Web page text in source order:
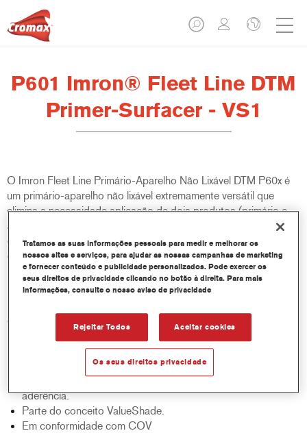
P601 Imron® Fleet Line DTM
Primer-Surfacer - VS1
O Imron Fleet Line Primário-Aparelho Não Lixável DTM P60x é
um primário-aparelho não lixável extremamente versátil que
elimina a necessidade aplicação de dois produtos (primário e
aparelho), o que ajuda a aumentar a produtividade no processo
de repintura de veículos comerciais. Pode ser aplicado
directamente sobre uma ampla variedade de substratos
metálicos. É adequado para utilização com todos os esmaltes
Imron Fleet Line e as bases bicamada Cromax.
Características do produto
Proporciona aumento de produtividade.
Pode ser aplicado directamente sobre substratos metálicos.
Oferece uma ampla janela de aplicação.
Pode ser usado em plásticos comuns sem promotor de
aderência.
Parte do conceito ValueShade.
Em conformidade com COV
Tratamos as suas informações pessoais para medir e melhorar os
nossos sites e serviços, para ajudar as nossas campanhas de marketing
e fornecer conteúdo e publicidade personalizados. Pode exercer os
seus direitos de privacidade clicando no botão à direita. Para mais
informações, consulte o nosso aviso de privacidade
Rejeitar Todos Aceitar cookies
Os seus direitos privacidade